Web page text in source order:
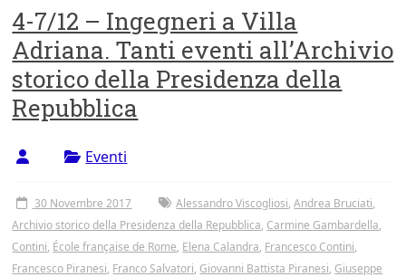
di
Roma
Tor
Vergata
4-7/12 – Ingegneri a Villa
Adriana. Tanti eventi all’Archivio
storico della Presidenza della
Repubblica
Eventi
30 Novembre 2017 Alessandro Viscogliosi,Andrea Bruciati,
Archivio storico della Presidenza della Repubblica, Carmine Gambardella,
Contini, École française de Rome, Elena Calandra, Francesco Contini,
Francesco Piranesi, Franco Salvatori, Giovanni Battista Piranesi, Giuseppe